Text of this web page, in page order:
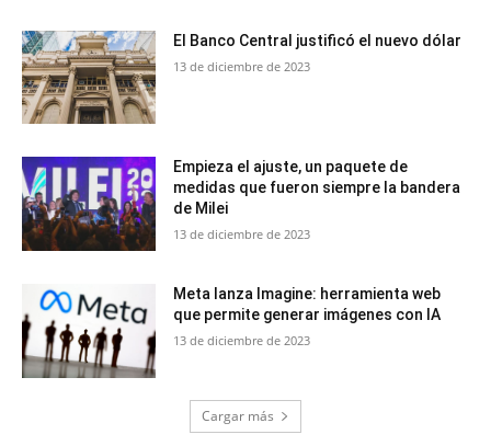
El Banco Central justificó el nuevo dólar
13 de diciembre de 2023
Empieza el ajuste, un paquete de
medidas que fueron siempre la bandera
de Milei
13 de diciembre de 2023
Meta lanza Imagine: herramienta web
que permite generar imágenes con IA
13 de diciembre de 2023
Cargar más